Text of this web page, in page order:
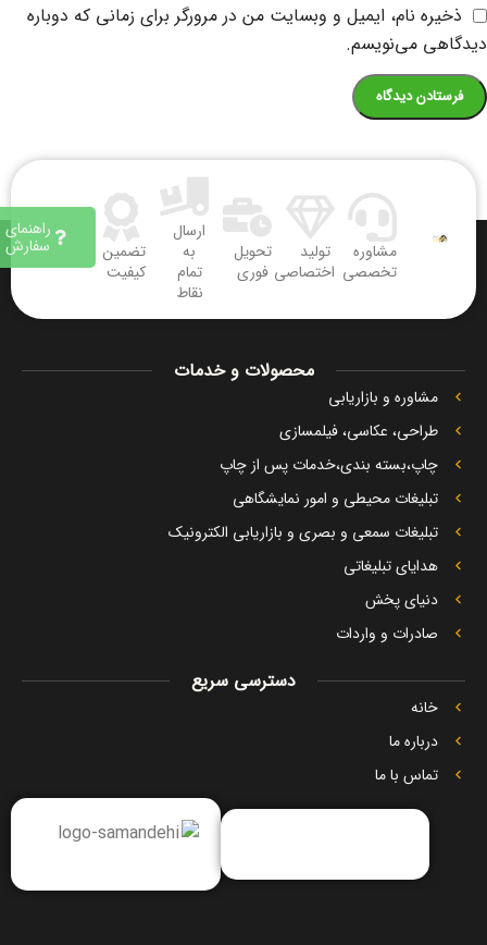
ذخیره نام، ایمیل و وبسایت من در مرورگر برای زمانی که دوباره
دیدگاهی می‌نویسم.
راهنمای
سفارش
تضمین
کیفیت
ارسال
به
تمام
نقاط
تحویل
فوری
تولید
اختصاصی
مشاوره
تخصصی
محصولات و خدمات
مشاوره و بازاریابی
طراحی، عکاسی، فیلمسازی
چاپ،بسته بندی،خدمات پس از چاپ
تبلیغات محیطی و امور نمایشگاهی
تبلیغات سمعی و بصری و بازاریابی الکترونیک
هدایای تبلیغاتی
دنیای پخش
صادرات و واردات
دسترسی سریع
خانه
درباره ما
تماس با ما